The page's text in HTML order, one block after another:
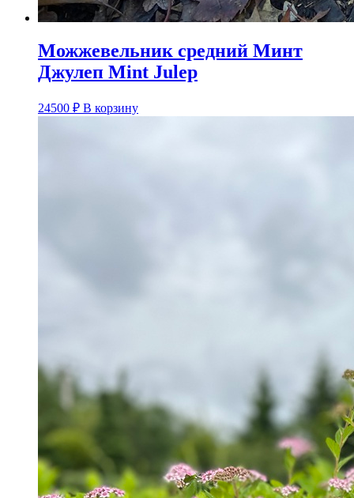
Можжевельник средний Минт
Джулеп Mint Julep
24500 ₽ В корзину